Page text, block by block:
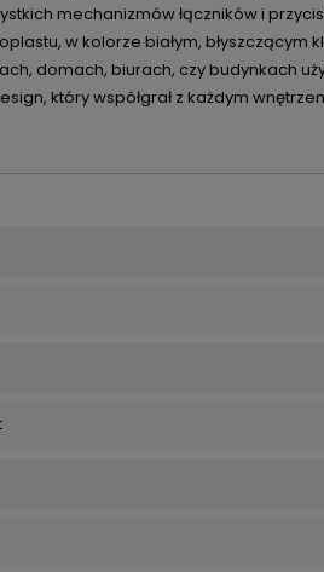
mechanizmów łączników i
w kolorze białym, błyszczącym
domach, biurach, czy budynkach
który współgrał z każdym